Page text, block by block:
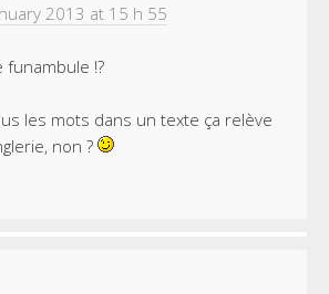
2013 at 15 h 55
funambule !?
les mots dans un texte ça relève
non ?